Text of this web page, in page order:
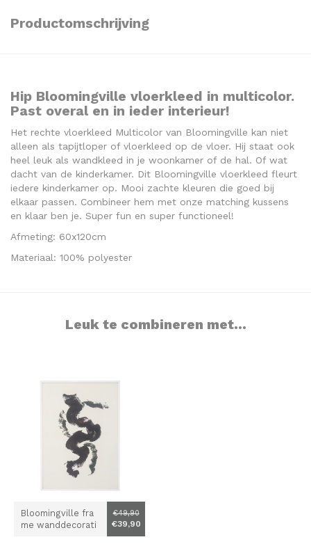
Productomschrijving
Hip Bloomingville vloerkleed in multicolor.
Past overal en in ieder interieur!
Het rechte vloerkleed Multicolor van Bloomingville kan niet
alleen als tapijtloper of vloerkleed op de vloer. Hij staat ook
heel leuk als wandkleed in je woonkamer of de hal. Of wat
dacht van de kinderkamer. Dit Bloomingville vloerkleed fleurt
iedere kinderkamer op. Mooi zachte kleuren die goed bij
elkaar passen. Combineer hem met onze matching kussens
en klaar ben je. Super fun en super functioneel!
Afmeting: 60x120cm
Materiaal: 100% polyester
Leuk te combineren met...
Bloomingville fra
me wanddecorati
€49,90
€39,90